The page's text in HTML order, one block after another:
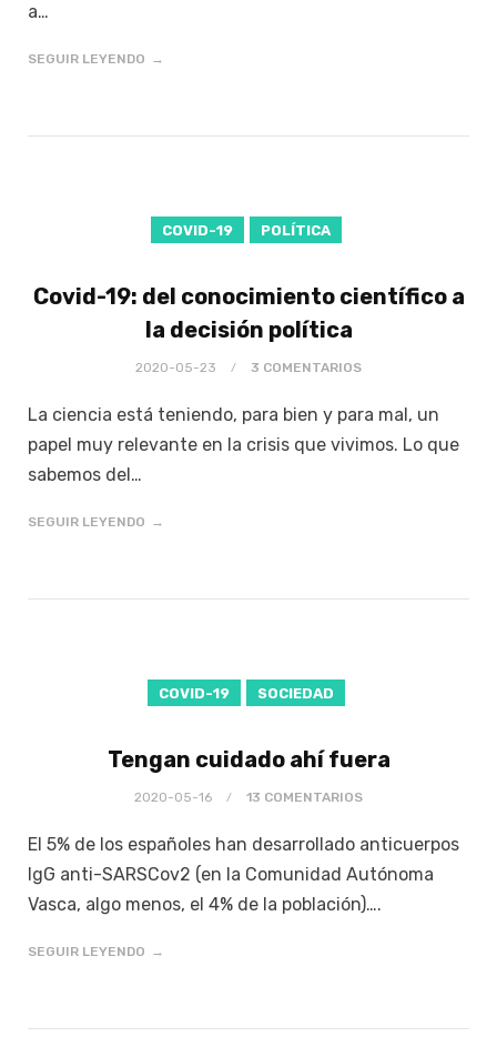
a…
SEGUIR LEYENDO
COVID-19 POLÍTICA
Covid-19: del conocimiento científico a
la decisión política
2020-05-23 3 COMENTARIOS
La ciencia está teniendo, para bien y para mal, un
papel muy relevante en la crisis que vivimos. Lo que
sabemos del…
SEGUIR LEYENDO
COVID-19 SOCIEDAD
Tengan cuidado ahí fuera
2020-05-16 13 COMENTARIOS
El 5% de los españoles han desarrollado anticuerpos
IgG anti-SARSCov2 (en la Comunidad Autónoma
Vasca, algo menos, el 4% de la población)….
SEGUIR LEYENDO